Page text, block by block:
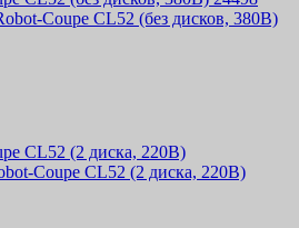
Coupe CL52 (без дисков, 380В)
Coupe CL52 (2 диска, 220В)